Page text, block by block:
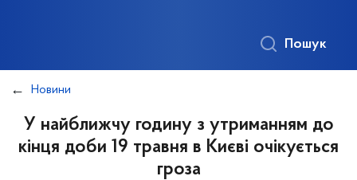
Пошук
Новини
У найближчу годину з утриманням до
кінця доби 19 травня в Києві очікується
гроза